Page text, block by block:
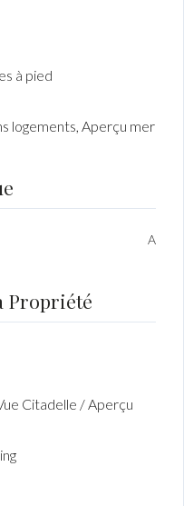
à pied
logements, Aperçu mer
A
Propriété
Citadelle / Aperçu